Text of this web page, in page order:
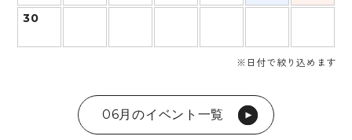
30
※日付で絞り込めます
06月のイベント一覧